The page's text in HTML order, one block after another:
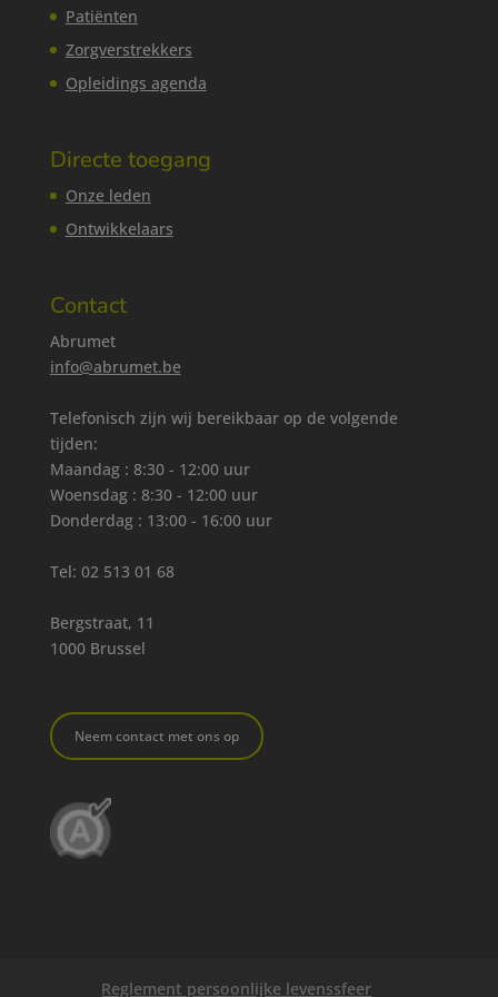
Patiënten
Zorgverstrekkers
Opleidings agenda
Directe toegang
Onze leden
Ontwikkelaars
Contact
Abrumet
info@abrumet.be
Telefonisch zijn wij bereikbaar op de volgende
tijden:
Maandag : 8:30 - 12:00 uur
Woensdag : 8:30 - 12:00 uur
Donderdag : 13:00 - 16:00 uur
Tel: 02 513 01 68
Bergstraat, 11
1000 Brussel
Neem contact met ons op
Reglement persoonlijke levenssfeer